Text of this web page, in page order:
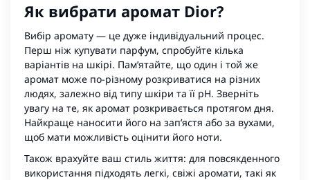
Як вибрати аромат Dior?
Вибір аромату — це дуже індивідуальний процес.
Перш ніж купувати парфум, спробуйте кілька
варіантів на шкірі. Пам’ятайте, що один і той же
аромат може по-різному розкриватися на різних
людях, залежно від типу шкіри та її pH. Зверніть
увагу на те, як аромат розкривається протягом дня.
Найкраще наносити його на зап’ястя або за вухами,
щоб мати можливість оцінити його ноти.
Також врахуйте ваш стиль життя: для повсякденного
використання підходять легкі, свіжі аромати, такі як